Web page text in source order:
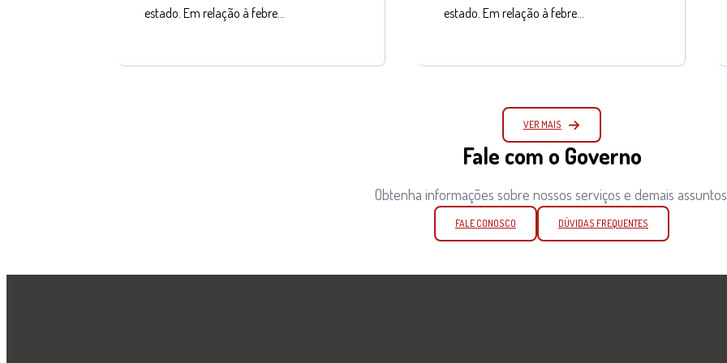
estado. Em relação à febre… estado. Em relação à febre…
VER MAIS
Fale com o Governo
Obtenha informações sobre nossos serviços e demais
FALE CONOSCO DÚVIDAS FREQUENTES